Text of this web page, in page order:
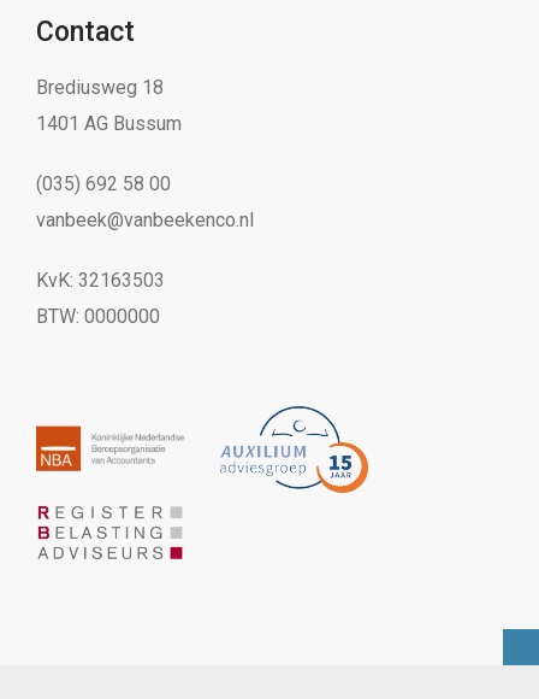
Contact
Brediusweg 18
1401 AG Bussum
(035) 692 58 00
vanbeek@vanbeekenco.nl
KvK: 32163503
BTW: 0000000